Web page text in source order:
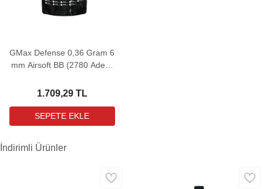
GMax Defense 0,36 Gram 6
mm Airsoft BB (2780 Adet -
1.709,29 TL
İndirimli Ürünler